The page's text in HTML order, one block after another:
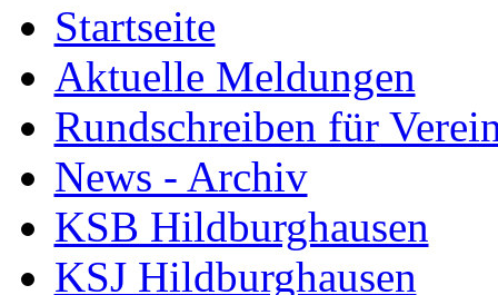
Startseite
Aktuelle Meldungen
Rundschreiben für
News - Archiv
KSB Hildburghausen
KSJ Hildburghausen